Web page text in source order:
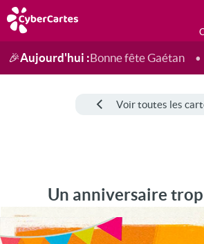
Anniversaire
Fête du jour
Amour
Amitié
Merci
Toutes les cartes
🎉Aujourd'hui :Bonne fête Gaétan
Voir toutes les
Un anniversaire